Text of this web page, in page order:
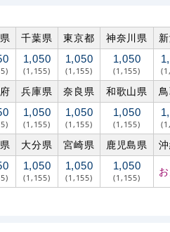
千葉県 東京都 神奈川県
1,050
(1,155)
1,050
(1,155)
1,050
(1,155)
兵庫県 奈良県 和歌山県
1,050
(1,155)
1,050
(1,155)
1,050
(1,155)
大分県 宮崎県 鹿児島県
1,050
(1,155)
1,050
(1,155)
1,050
(1,155)